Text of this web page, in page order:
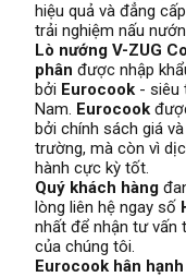
hiệu quả và đẳng
trải nghiệm nấu
Lò nướng V-ZUG
phân được nhập
bởi Eurocook - siêu
Nam. Eurocook
bởi chính sách giá
trường, mà còn vì
hành cực kỳ tốt.
Quý khách hàng
lòng liên hệ ngay số
nhất để nhận tư vấn
của chúng tôi.
Eurocook hân